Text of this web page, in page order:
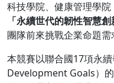
科技學院、健康管理學
「永續世代的韌性智慧創
團隊前來挑戰企業命題需
本競賽以聯合國17項永
Development Goals）